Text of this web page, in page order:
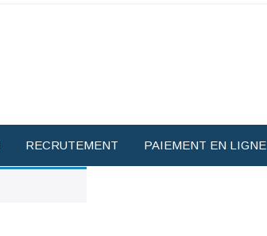
RECRUTEMENT PAIEMENT EN LIGNE